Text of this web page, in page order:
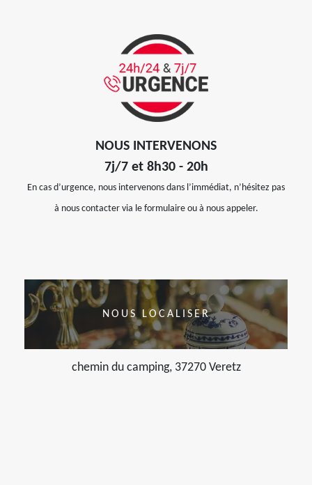
NOUS INTERVENONS
7j/7 et 8h30 - 20h
En cas d’urgence, nous intervenons dans l’immédiat, n’hésitez pas
à nous contacter via le formulaire ou à nous appeler.
NOUS LOCALISER
chemin du camping, 37270 Veretz